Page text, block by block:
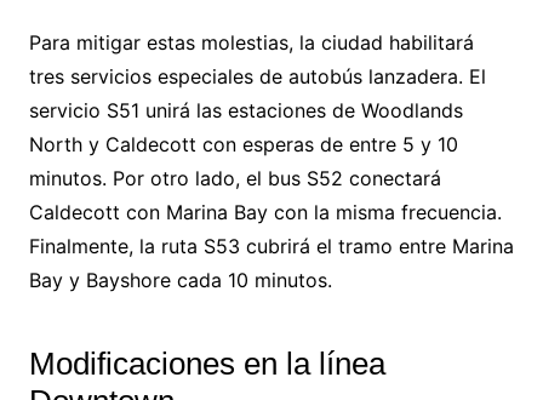
Para mitigar estas molestias, la ciudad habilitará
tres servicios especiales de autobús lanzadera. El
servicio S51 unirá las estaciones de Woodlands
North y Caldecott con esperas de entre 5 y 10
minutos. Por otro lado, el bus S52 conectará
Caldecott con Marina Bay con la misma frecuencia.
Finalmente, la ruta S53 cubrirá el tramo entre Marina
Bay y Bayshore cada 10 minutos.
Modificaciones en la línea